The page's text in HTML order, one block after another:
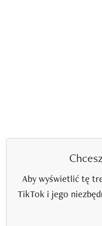
Aby wyświetlić tę
TikTok i jego